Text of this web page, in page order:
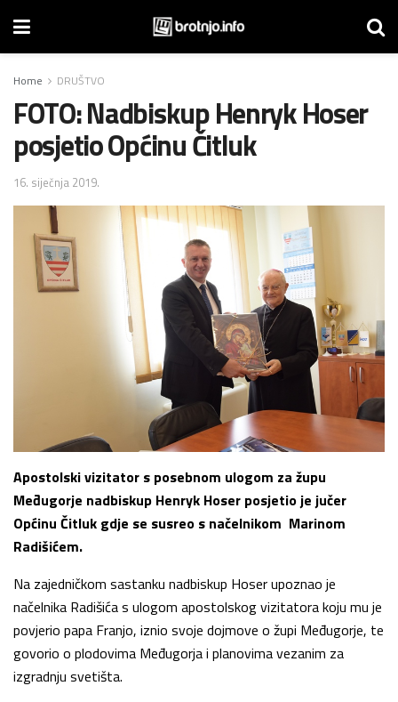
Home DRUŠTVO
FOTO: Nadbiskup Henryk Hoser
posjetio Općinu Čitluk
16. siječnja 2019.
Apostolski vizitator s posebnom ulogom za župu
Međugorje nadbiskup Henryk Hoser posjetio je jučer
Općinu Čitluk gdje se susreo s načelnikom Marinom
Radišićem.
Na zajedničkom sastanku nadbiskup Hoser upoznao je
načelnika Radišića s ulogom apostolskog vizitatora koju mu je
povjerio papa Franjo, iznio svoje dojmove o župi Međugorje, te
govorio o plodovima Međugorja i planovima vezanim za
izgradnju svetišta.